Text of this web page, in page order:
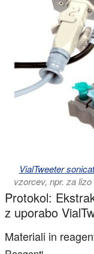
VialTweeter
vzorcev, npr. za
Protokol:
z uporabo
Materiali in